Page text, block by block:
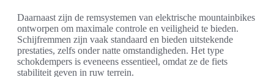
Daarnaast zijn de remsystemen van elektrische mountainbikes
ontworpen om maximale controle en veiligheid te bieden.
Schijfremmen zijn vaak standaard en bieden uitstekende
prestaties, zelfs onder natte omstandigheden. Het type
schokdempers is eveneens essentieel, omdat ze de fiets
stabiliteit geven in ruw terrein.